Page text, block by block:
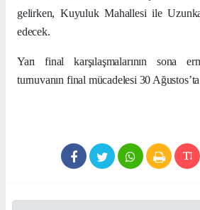
gelirken, Kuyuluk Mahallesi ile
edecek.
Yarı final karşılaşmalarının sona
turnuvanın final mücadelesi 30